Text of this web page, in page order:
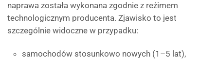
naprawa została wykonana zgodnie z reżimem
technologicznym producenta. Zjawisko to jest
szczególnie widoczne w przypadku:
samochodów stosunkowo nowych (1–5 lat),